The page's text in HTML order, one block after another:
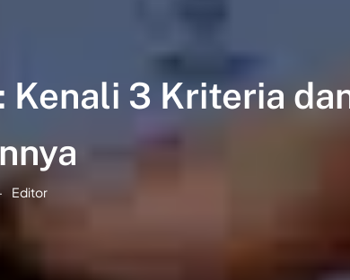
Kenali 3 Kriteria
Editor